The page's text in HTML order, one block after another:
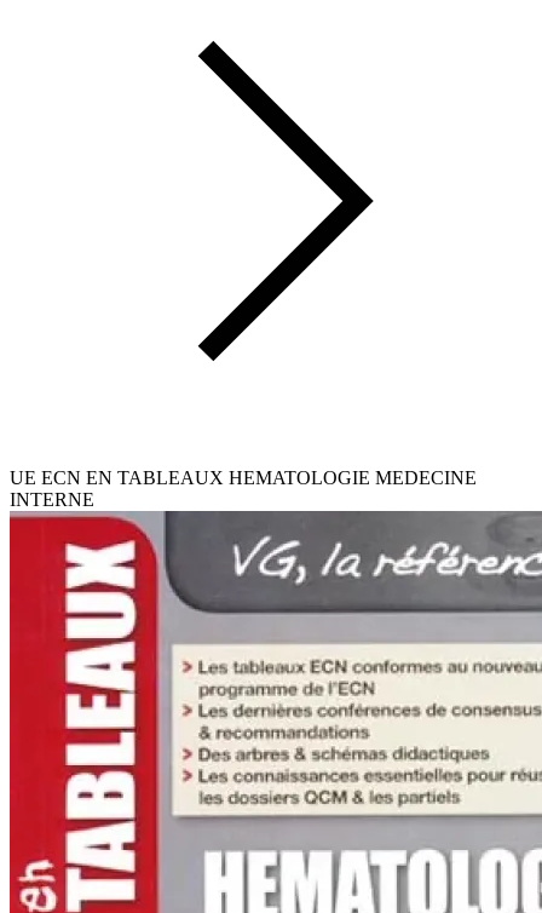
UE ECN EN TABLEAUX HEMATOLOGIE MEDECINE
INTERNE